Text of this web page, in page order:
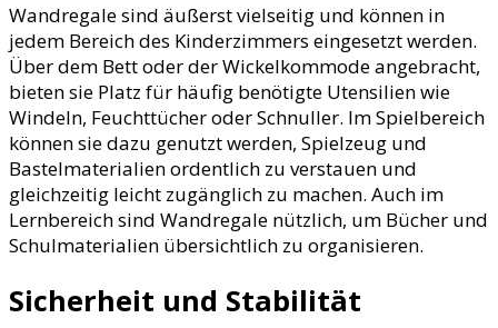
Wandregale sind äußerst vielseitig und können in
jedem Bereich des Kinderzimmers eingesetzt werden.
Über dem Bett oder der Wickelkommode angebracht,
bieten sie Platz für häufig benötigte Utensilien wie
Windeln, Feuchttücher oder Schnuller. Im Spielbereich
können sie dazu genutzt werden, Spielzeug und
Bastelmaterialien ordentlich zu verstauen und
gleichzeitig leicht zugänglich zu machen. Auch im
Lernbereich sind Wandregale nützlich, um Bücher und
Schulmaterialien übersichtlich zu organisieren.
Sicherheit und Stabilität